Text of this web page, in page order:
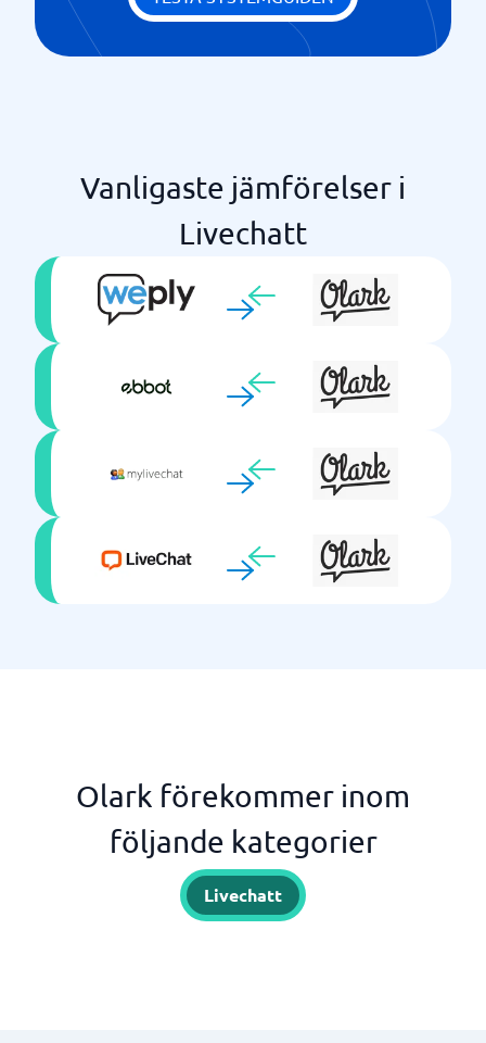
Vanligaste jämförelser i
Livechatt
Olark förekommer inom
följande kategorier
Livechatt